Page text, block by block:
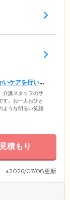
ケアを行いま
介護スタッフのサ
す。お一人おひと
ような明るい笑顔
きめ細かい介護
家庭的な環境の
ようお手伝いし
積もり
※2026/07/08更新